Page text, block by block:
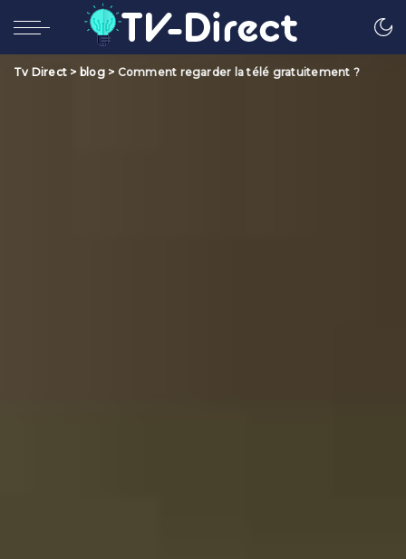
Tv Direct > blog> Comment regarder la télé gratuitement ?